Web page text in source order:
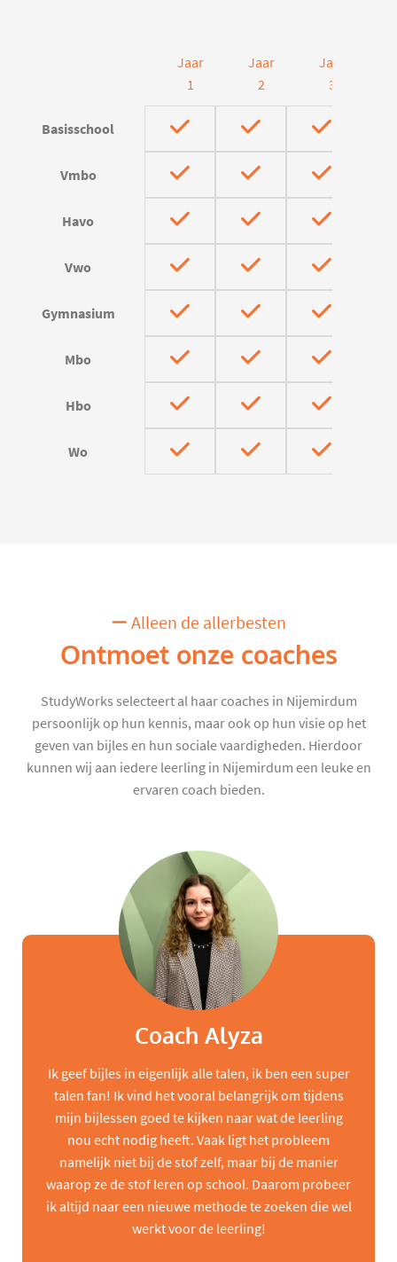
Jaar
1
Jaar
2
Jaar
3
Basisschool
Vmbo
Havo
Vwo
Gymnasium
Mbo
Hbo
Wo
Alleen de allerbesten
Ontmoet onze coaches
StudyWorks selecteert al haar coaches in Nijemirdum
persoonlijk op hun kennis, maar ook op hun visie op het
geven van bijles en hun sociale vaardigheden. Hierdoor
kunnen wij aan iedere leerling in Nijemirdum een leuke en
ervaren coach bieden.
Coach Alyza
Ik geef bijles in eigenlijk alle talen, ik ben een super
talen fan! Ik vind het vooral belangrijk om tijdens
mijn bijlessen goed te kijken naar wat de leerling
nou echt nodig heeft. Vaak ligt het probleem
namelijk niet bij de stof zelf, maar bij de manier
waarop ze de stof leren op school. Daarom probeer
ik altijd naar een nieuwe methode te zoeken die wel
werkt voor de leerling!